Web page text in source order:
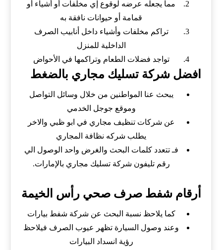
مما يجعله عرضه لوقوع إي مخلفات أو أشياء أو
قمامة أو حيوانات نافقة به
تراكم مخلفات وأشياء داخل أنابيب الصرف
الداخلية للمنزل
تواجد فضلات الطعام وتراكمها في الأحواض
افضل شركة تسليك مجاري بالضغط
يبحث عنا المواطنين من خلال وسائل التواصل
وموقع جوجل الخدمي
عن شركات تنظيف مجاري في ابو ظبي والاخر
يطلب شركه نظافة المجاري
فـ تتعدد كلمات البحث والغرض واحد الوصول الي
رقم تليفون شركة تسليك مجاري بالإمارات.
أرقام شفط صرف صحي رأس الخيمة
كما يلاحظ نسبة البحث عن شركة شفط بيارات
وعند وصول السيارة تظهر عيوب الصرف فيلاحظ
رؤية انسداد البيارات